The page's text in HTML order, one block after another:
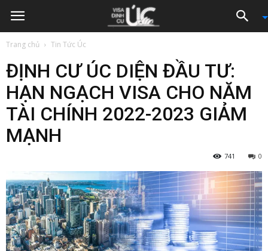
Trang chủ Tin Tức Úc
ĐỊNH CƯ ÚC DIỆN ĐẦU TƯ:
HẠN NGẠCH VISA CHO NĂM
TÀI CHÍNH 2022-2023 GIẢM
MẠNH
0
741